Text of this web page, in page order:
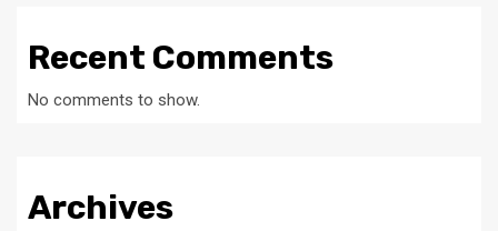
Recent Comments
No comments to show.
Archives